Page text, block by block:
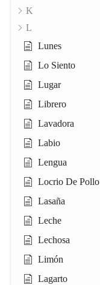
K
L
Lunes
Lo Siento
Lugar
Librero
Lavadora
Labio
Lengua
Locrio De Pollo
Lasaña
Leche
Lechosa
Limón
Lagarto